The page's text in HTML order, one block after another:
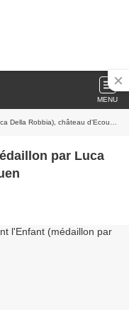
MENU
Della Robbia), château d'Ecouen
par Luca